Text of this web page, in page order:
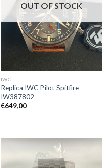
OUT OF STOCK
IWC
Replica IWC Pilot Spitfire
IW387802
€649,00